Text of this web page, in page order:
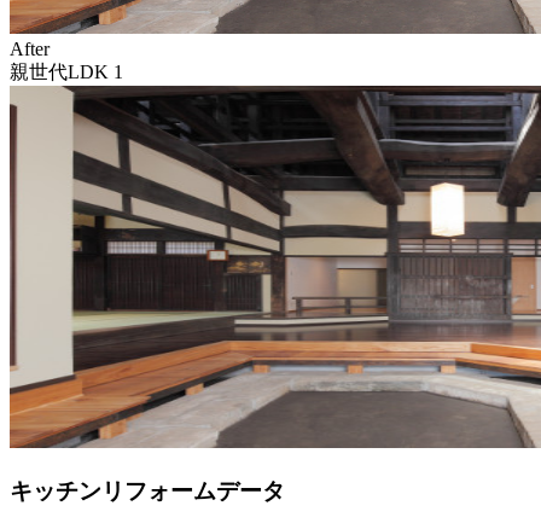
After
親世代LDK 1
キッチンリフォームデータ